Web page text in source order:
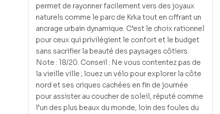
permet de rayonner facilement vers des joyaux
naturels comme le parc de Krka tout en offrant un
ancrage urbain dynamique. C’est le choix rationnel
pour ceux qui privilégient le confort et le budget
sans sacrifier la beauté des paysages côtiers.
Note : 18/20. Conseil : Ne vous contentez pas de
la vieille ville ; louez un vélo pour explorer la côte
nord et ses criques cachées en fin de journée
pour assister au coucher de soleil, réputé comme
l’un des plus beaux du monde, loin des foules du